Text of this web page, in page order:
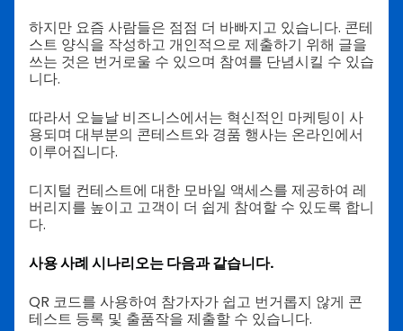
하지만 요즘 사람들은 점점 더 바빠지고 있습니다. 콘테
스트 양식을 작성하고 개인적으로 제출하기 위해 글을
쓰는 것은 번거로울 수 있으며 참여를 단념시킬 수 있습
니다.
따라서 오늘날 비즈니스에서는 혁신적인 마케팅이 사
용되며 대부분의 콘테스트와 경품 행사는 온라인에서
이루어집니다.
디지털 컨테스트에 대한 모바일 액세스를 제공하여 레
버리지를 높이고 고객이 더 쉽게 참여할 수 있도록 합니
다.
사용 사례 시나리오는 다음과 같습니다.
QR 코드를 사용하여 참가자가 쉽고 번거롭지 않게 콘
테스트 등록 및 출품작을 제출할 수 있습니다.